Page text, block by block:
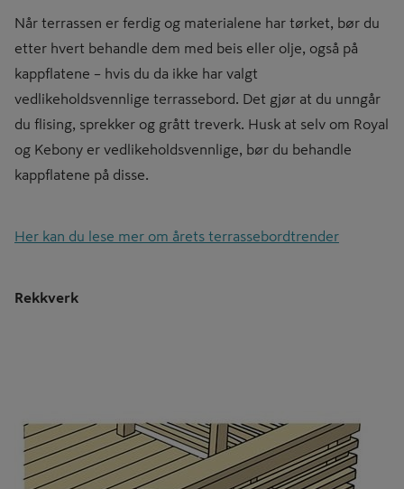
Når terrassen er ferdig og materialene har tørket, bør du
etter hvert behandle dem med beis eller olje, også på
kappflatene – hvis du da ikke har valgt
vedlikeholdsvennlige terrassebord. Det gjør at du unngår
du flising, sprekker og grått treverk. Husk at selv om Royal
og Kebony er vedlikeholdsvennlige, bør du behandle
kappflatene på disse.
Her kan du lese mer om årets terrassebordtrender
Rekkverk